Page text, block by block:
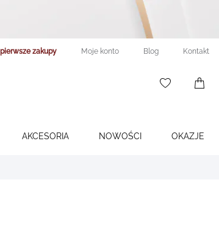
zakupy Moje konto Blog Kontakt
AKCESORIA NOWOŚCI OKAZJE